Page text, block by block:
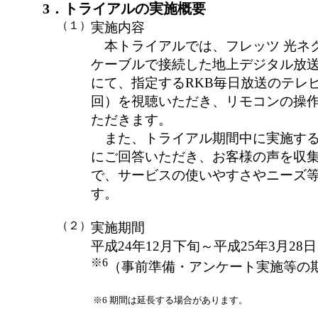
3．トライアルの実施概要
（１） 実施内容
本トライアルでは、フレッツ 光ネ
ケーブルで接続した地上デジタル放
にて、指定するRKB毎日放送のテレ
回）を視聴いただき、リモコンの操
ただきます。
また、トライアル期間中に実施す
にご回答いただき、お客様の声を収
で、サービスの使いやすさやニーズ
す。
（２） 実施期間
平成24年12月下旬～平成25年3月28
※6 （事前準備・アンケート実施等の
※6 期間は延長する場合があります。